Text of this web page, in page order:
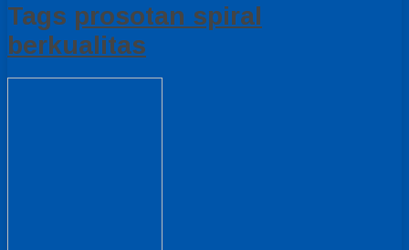
Tags prosotan spiral
berkualitas